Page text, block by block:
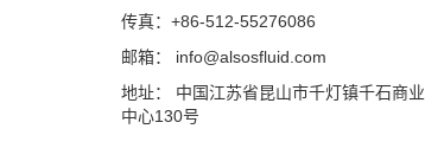
传真：+86-512-55276086
邮箱：
info@alsosfluid.com
地址： 中国江苏省昆山市千灯镇千石商业
中心130号